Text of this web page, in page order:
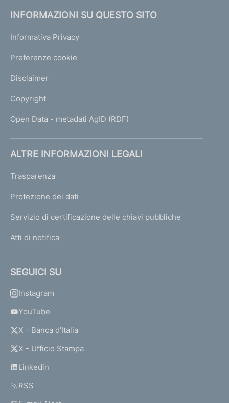
INFORMAZIONI SU QUESTO SITO
Informativa Privacy
Preferenze cookie
Disclaimer
Copyright
Open Data - metadati AgID (RDF)
ALTRE INFORMAZIONI LEGALI
Trasparenza
Protezione dei dati
Servizio di certificazione delle chiavi pubbliche
Atti di notifica
SEGUICI SU
Instagram
YouTube
X - Banca d’Italia
X - Ufficio Stampa
Linkedin
RSS